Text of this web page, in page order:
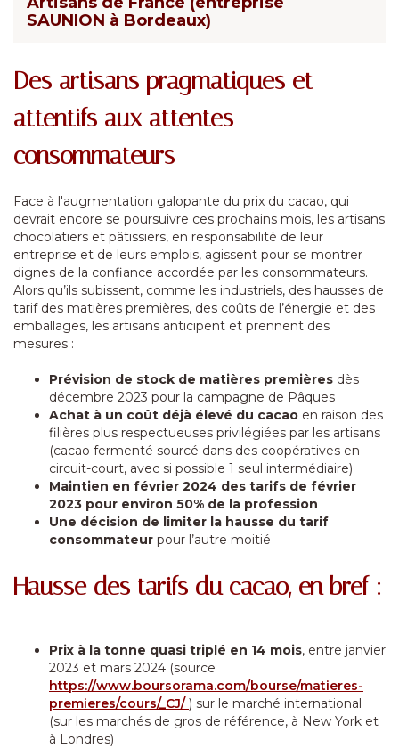
SAUNION à Bordeaux)
Des artisans pragmatiques et
attentifs aux attentes
consommateurs
Face à l'augmentation galopante du prix du cacao, qui
devrait encore se poursuivre ces prochains mois, les artisans
chocolatiers et pâtissiers, en responsabilité de leur
entreprise et de leurs emplois, agissent pour se montrer
dignes de la confiance accordée par les consommateurs.
Alors qu’ils subissent, comme les industriels, des hausses de
tarif des matières premières, des coûts de l’énergie et des
emballages, les artisans anticipent et prennent des
mesures :
Prévision de stock de matières premières dès
décembre 2023 pour la campagne de Pâques
Achat à un coût déjà élevé du cacao en raison des
filières plus respectueuses privilégiées par les artisans
(cacao fermenté sourcé dans des coopératives en
circuit-court, avec si possible 1 seul intermédiaire)
Maintien en février 2024 des tarifs de février
2023 pour environ 50% de la profession
Une décision de limiter la hausse du tarif
consommateur pour l’autre moitié
Hausse des tarifs du cacao, en bref :
Prix à la tonne quasi triplé en 14 mois, entre janvier
2023 et mars 2024 (source
https://www.boursorama.com/bourse/matieres-
premieres/cours/_CJ/) sur le marché international
(sur les marchés de gros de référence, à New York et
à Londres)